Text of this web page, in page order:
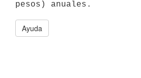
Ayuda